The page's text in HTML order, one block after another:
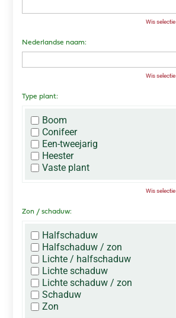
Wis selectie
Nederlandse naam:
Wis selectie
Type plant:
Boom
Conifeer
Een-tweejarig
Heester
Vaste plant
Wis selectie
Zon / schaduw:
Halfschaduw
Halfschaduw / zon
Lichte / halfschaduw
Lichte schaduw
Lichte schaduw / zon
Schaduw
Zon